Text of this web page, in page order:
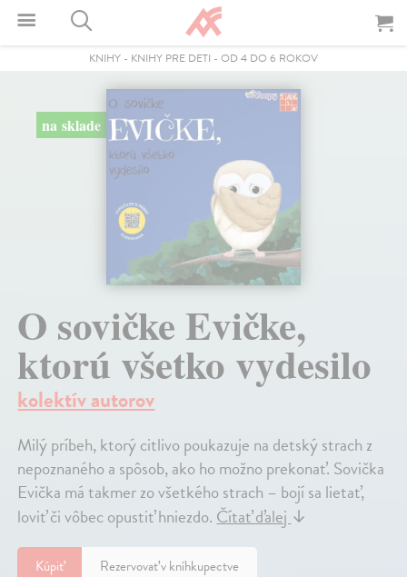
KNIHY - KNIHY PRE DETI - OD 4 DO 6 ROKOV
na sklade
O sovičke Evičke,
ktorú všetko vydesilo
kolektív autorov
Milý príbeh, ktorý citlivo poukazuje na detský strach z
nepoznaného a spôsob, ako ho možno prekonať. Sovička
Evička má takmer zo všetkého strach – bojí sa lietať,
loviť či vôbec opustiť hniezdo. Čítať ďalej ↓
Kúpiť Rezervovať v kníhkupectve